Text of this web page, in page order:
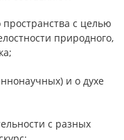
с целью
природного,
и о духе
с разных